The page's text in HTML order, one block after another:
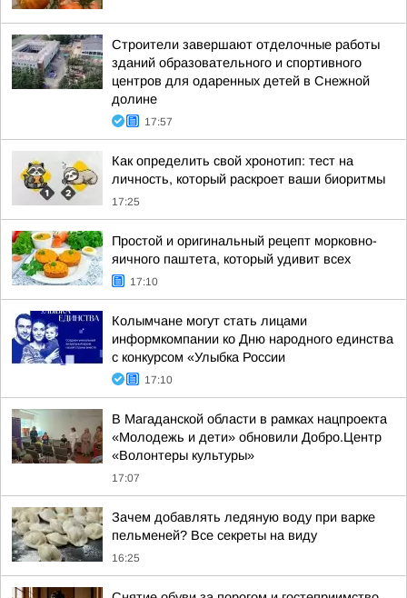
Строители завершают отделочные работы
зданий образовательного и спортивного
центров для одаренных детей в Снежной
долине
17:57
Как определить свой хронотип: тест на
личность, который раскроет ваши биоритмы
17:25
Простой и оригинальный рецепт морковно-
яичного паштета, который удивит всех
17:10
Колымчане могут стать лицами
информкомпании ко Дню народного единства
с конкурсом «Улыбка России
17:10
В Магаданской области в рамках нацпроекта
«Молодежь и дети» обновили Добро.Центр
«Волонтеры культуры»
17:07
Зачем добавлять ледяную воду при варке
пельменей? Все секреты на виду
16:25